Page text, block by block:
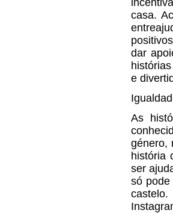
casa.
dar
e
As
género,
história
ser
só pode